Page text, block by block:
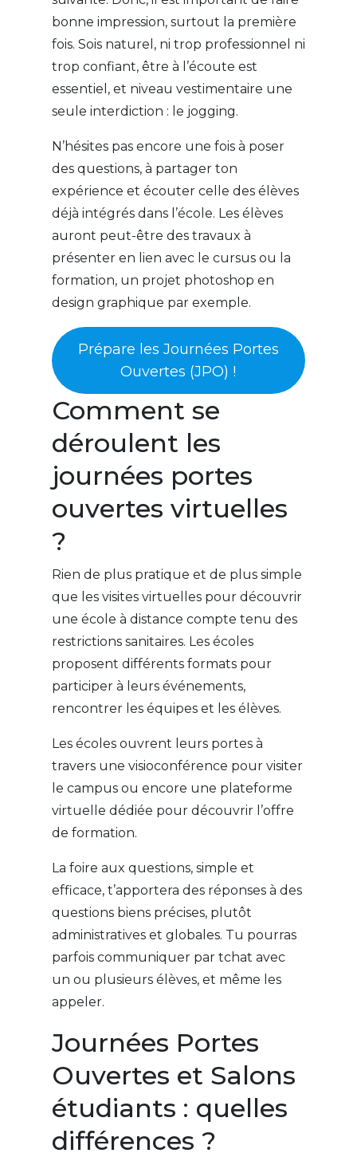
bonne impression, surtout la première
fois. Sois naturel, ni trop professionnel ni
trop confiant, être à l’écoute est
essentiel, et niveau vestimentaire une
seule interdiction : le jogging.
N’hésites pas encore une fois à poser
des questions, à partager ton
expérience et écouter celle des élèves
déjà intégrés dans l’école. Les élèves
auront peut-être des travaux à
présenter en lien avec le cursus ou la
formation, un projet photoshop en
design graphique par exemple.
Prépare les Journées Portes
Ouvertes (JPO) !
Comment se
déroulent les
journées portes
ouvertes virtuelles
?
Rien de plus pratique et de plus simple
que les visites virtuelles pour découvrir
une école à distance compte tenu des
restrictions sanitaires. Les écoles
proposent différents formats pour
participer à leurs événements,
rencontrer les équipes et les élèves.
Les écoles ouvrent leurs portes à
travers une visioconférence pour visiter
le campus ou encore une plateforme
virtuelle dédiée pour découvrir l’offre
de formation.
La foire aux questions, simple et
efficace, t’apportera des réponses à des
questions biens précises, plutôt
administratives et globales. Tu pourras
parfois communiquer par tchat avec
un ou plusieurs élèves, et même les
appeler.
Journées Portes
Ouvertes et Salons
étudiants : quelles
différences ?